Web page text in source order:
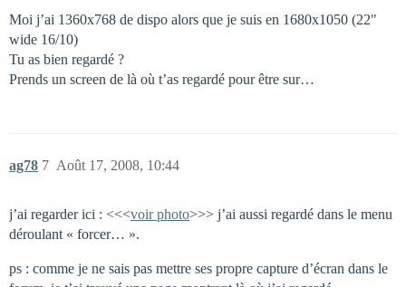
Moi j’ai 1360x768 de dispo alors que je suis en 1680x1050 (22"
wide 16/10)
Tu as bien regardé ?
Prends un screen de là où t’as regardé pour être sur…
ag78 Août 17, 2008, 10:44
7
j’ai regarder ici : <<<voir photo>>> j’ai aussi regardé dans le menu
déroulant « forcer… ».
ps : comme je ne sais pas mettre ses propre capture d’écran dans le